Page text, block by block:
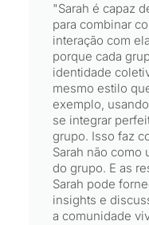
"Sarah é capaz
para combinar
interação com
porque cada
identidade
mesmo estilo
exemplo,
se integrar
grupo. Isso faz
Sarah não como
do grupo. E as
Sarah pode
insights e
a comunidade